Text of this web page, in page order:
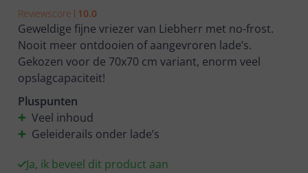
Reviewscore 10.0
Geweldige fijne vriezer van Liebherr met no-frost.
Nooit meer ontdooien of aangevroren lade’s.
Gekozen voor de 70x70 cm variant, enorm veel
opslagcapaciteit!
Pluspunten
Veel inhoud
Geleiderails onder lade’s
Ja, ik beveel dit product aan